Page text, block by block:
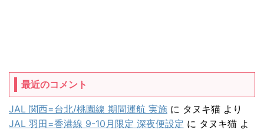
最近のコメント
JAL 関西=台北/桃園線 期間運航 実施 に タヌキ猫 より
JAL 羽田=香港線 9-10月限定 深夜便設定 に タヌキ猫 よ